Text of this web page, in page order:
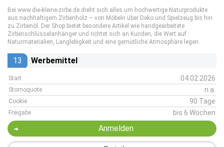
Bei www.die-kleine-zirbe.de dreht sich alles um hochwertige Naturprodukte
aus nachhaltigem Zirbenholz – von Möbeln über Deko und Spielzeug bis hin
zu Zirbenöl. Der Shop bietet besondere Artikel wie handgearbeitete
Zirbenschlüsselanhänger und richtet sich an Kunden, die Wert auf
Naturmaterialien, Langlebigkeit und eine gemütliche Atmosphäre legen.
13 Werbemittel
Start 04.02.2026
Stornoquote n.a.
Cookie 90 Tage
Freigabe bis 6 Wochen
Anmelden